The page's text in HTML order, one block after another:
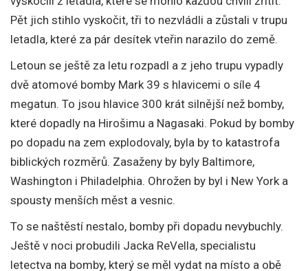
Pět jich stihlo vyskočit, tři to nezvládli a zůstali v trupu
letadla, které za pár desítek vteřin narazilo do země.
Letoun se ještě za letu rozpadl a z jeho trupu vypadly
dvě atomové bomby Mark 39 s hlavicemi o síle 4
megatun. To jsou hlavice 300 krát silnější než bomby,
které dopadly na Hirošimu a Nagasaki. Pokud by bomby
po dopadu na zem explodovaly, byla by to katastrofa
biblických rozměrů. Zasaženy by byly Baltimore,
Washington i Philadelphia. Ohrožen by byl i New York a
spousty menších měst a vesnic.
To se naštěstí nestalo, bomby při dopadu nevybuchly.
Ještě v noci probudili Jacka ReVella, specialistu
letectva na bomby, který se měl vydat na místo a obě